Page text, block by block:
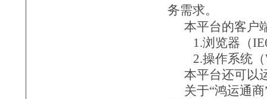
务需求。
本平台的客户
1.浏览器（
2.操作系统（
本平台还可以
关于“鸿运通